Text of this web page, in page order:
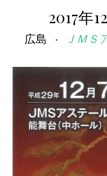
2017年
広島 ＪＭＳ